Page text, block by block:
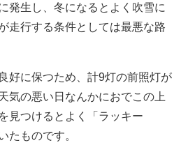
発生し、冬になるとよく吹雪に
走行する条件としては最悪な路
好に保つため、計9灯の前照灯が
気の悪い日なんかにおでこの上
見つけるとよく「ラッキー
たものです。